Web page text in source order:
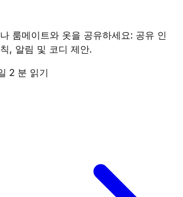
룸메이트와 옷을 공유하세요: 공유 인
, 알림 및 코디 제안.
2 분 읽기